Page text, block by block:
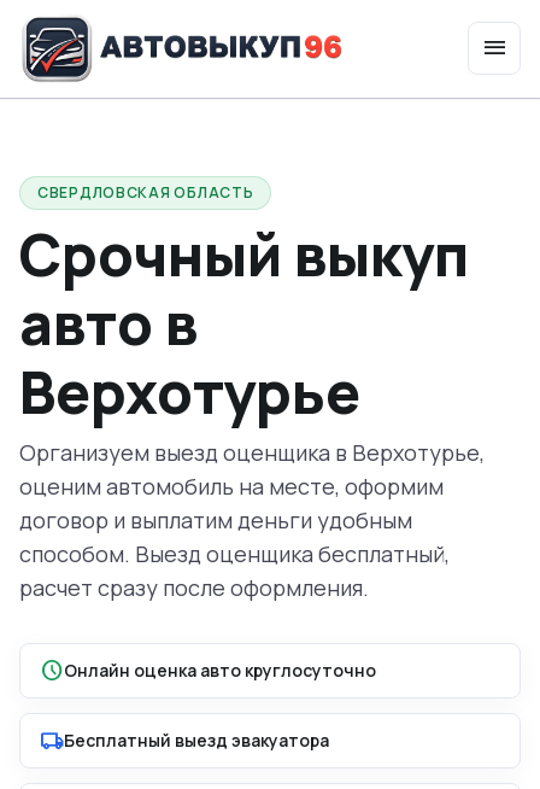
menu
СВЕРДЛОВСКАЯ ОБЛАСТЬ
Срочный выкуп
авто в
Верхотурье
Организуем выезд оценщика в Верхотурье,
оценим автомобиль на месте, оформим
договор и выплатим деньги удобным
способом. Выезд оценщика бесплатный,
расчет сразу после оформления.
scheduleОнлайн оценка авто круглосуточно
local_shippingБесплатный выезд эвакуатора